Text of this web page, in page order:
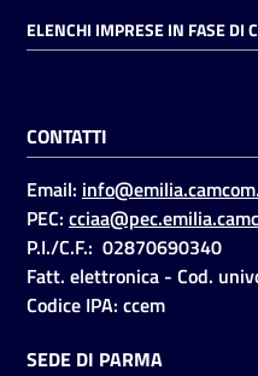
ELENCHI IMPRESE IN FASE DI
CONTATTI
Email:
PEC:
P.I./C.F.: 02870690340
Fatt. elettronica - Cod.
Codice IPA: ccem
SEDE DI PARMA